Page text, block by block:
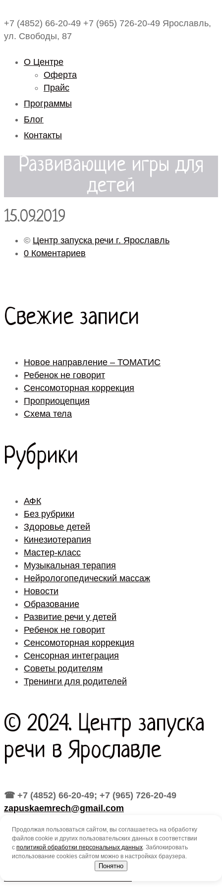
+7 (4852) 66-20-49 +7 (965) 726-20-49 Ярославль,
ул. Свободы, 87
О Центре
Оферта
Прайс
Программы
Блог
Контакты
Развивающие игры для
детей
15.09.2019
© Центр запуска речи г. Ярославль
0 Коментариев
Свежие записи
Новое направление – ТОМАТИС
Ребенок не говорит
Сенсомоторная коррекция
Проприоцепция
Схема тела
Рубрики
АФК
Без рубрики
Здоровье детей
Кинезиотерапия
Мастер-класс
Музыкальная терапия
Нейрологопедический массаж
Новости
Образование
Развитие речи у детей
Ребенок не говорит
Сенсомоторная коррекция
Сенсорная интеграция
Советы родителям
Тренинги для родителей
© 2024. Центр запуска
речи в Ярославле
☎ +7 (4852) 66-20-49; +7 (965) 726-20-49
zapuskaemrech@gmail.com
Политика в отношении обработки персональных
данных
Продолжая использовать сайт, вы принимаете
пользовательское соглашение
Продолжая пользоваться сайтом, вы соглашаетесь на обработку
файлов cookie и других пользовательских данных в соответствии
с политикой обработки персональных данных. Заблокировать
использование cookies сайтом можно в настройках браузера.
Понятно